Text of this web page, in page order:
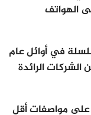
الهواتف
في أوائل عام
الشركات الرائدة
على مواصفات أقل